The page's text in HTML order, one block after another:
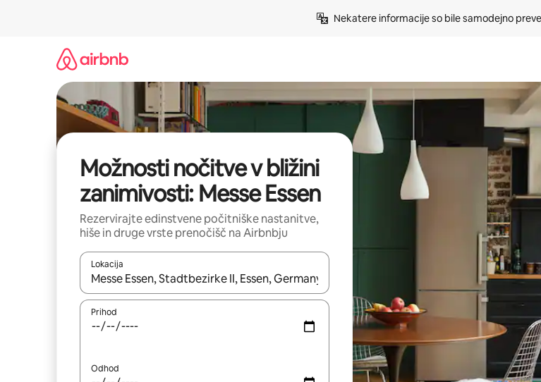
Nekatere informacije so bile samodejno
Možnosti nočitve v bližini
zanimivosti: Messe Essen
Rezervirajte edinstvene počitniške nastanitve,
hiše in druge vrste prenočišč na Airbnbju
Lokacija
Ko so rezultati na voljo, krmarite s puščičnima tipkama gor in dol ali pa raziskujte z dotikom ali
Prihod
Odhod